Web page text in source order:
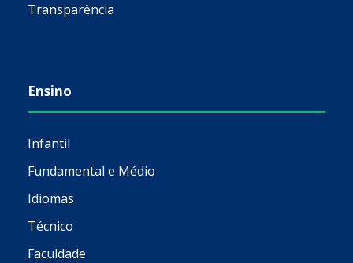
Transparência
Ensino
Infantil
Fundamental e Médio
Idiomas
Técnico
Faculdade